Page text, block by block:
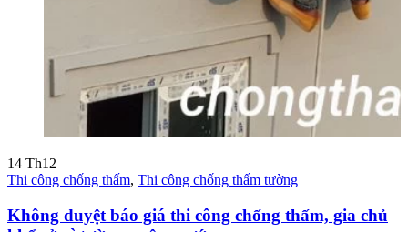
14 Th12
Thi công chống thấm, Thi công chống thấm tường
Không duyệt báo giá thi công chống thấm, gia chủ